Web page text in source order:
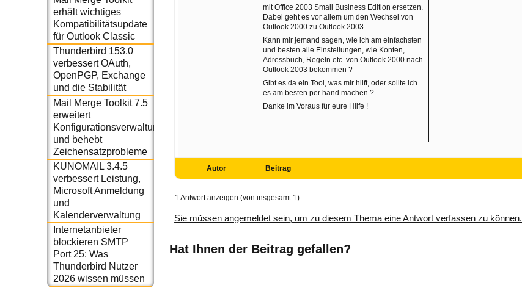
erhält wichtiges
Kompatibilitätsupdate
für Outlook Classic
Thunderbird 153.0
verbessert OAuth,
OpenPGP, Exchange
und die Stabilität
Mail Merge Toolkit 7.5
erweitert
Konfigurationsverwaltung
und behebt
Zeichensatzprobleme
KUNOMAIL 3.4.5
verbessert Leistung,
Microsoft Anmeldung
und
Kalenderverwaltung
Internetanbieter
blockieren SMTP
Port 25: Was
Thunderbird Nutzer
2026 wissen müssen
mit Office 2003 Small Business Edition ersetzen.
Dabei geht es vor allem um den Wechsel von
Outlook 2000 zu Outlook 2003.
Kann mir jemand sagen, wie ich am einfachsten
und besten alle Einstellungen, wie Konten,
Adressbuch, Regeln etc. von Outlook 2000 nach
Outlook 2003 bekommen ?
Gibt es da ein Tool, was mir hilft, oder sollte ich
es am besten per hand machen ?
Danke im Voraus für eure Hilfe !
Autor Beitrag
1 Antwort anzeigen (von insgesamt 1)
Sie müssen angemeldet sein, um zu diesem Thema eine Antwort verfassen zu können.
Hat Ihnen der Beitrag gefallen?